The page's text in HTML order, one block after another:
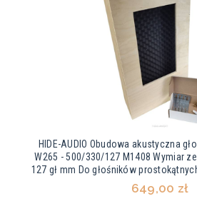
HIDE-AUDIO Obudowa akustyczna
W265 - 500/330/127 M1408 Wymiar
127 gł mm Do głośników
649,00 zł